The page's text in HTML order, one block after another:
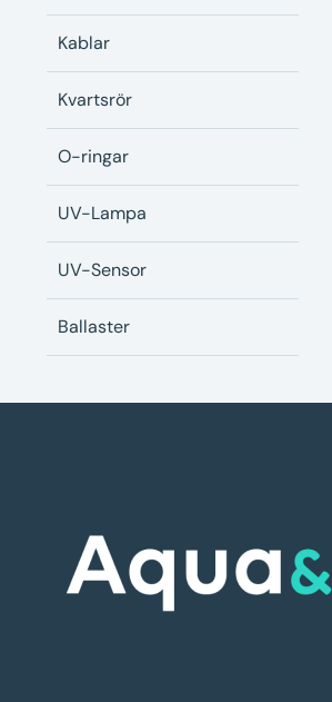
Kablar
Kvartsrör
O-ringar
UV-Lampa
UV-Sensor
Ballaster